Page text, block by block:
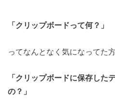
「クリップボードって何？」
ってなんとなく気になってた方
「クリップボードに保存した
の？」